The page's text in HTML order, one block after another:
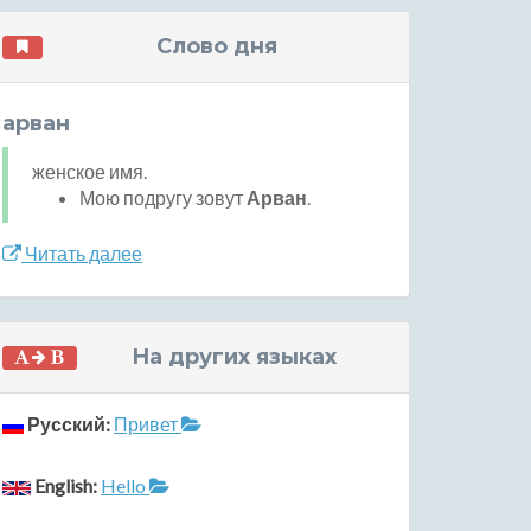
Слово дня
арван
женское имя.
Мою подругу зовут Арван.
Читать далее
На других языках
Русский: Привет
English: Hello